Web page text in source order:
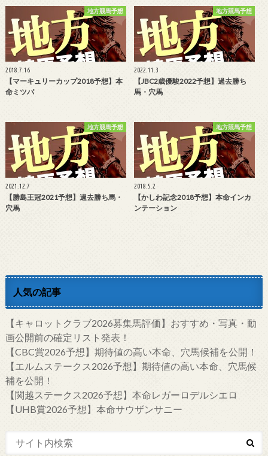
地方競馬予想
2018.7.16
【マーキュリーカップ2018予想】本
命ミツバ
地方競馬予想
2022.11.3
【JBC2歳優駿2022予想】過去勝ち
馬・穴馬
地方競馬予想
2021.12.7
【勝島王冠2021予想】過去勝ち馬・
穴馬
地方競馬予想
2018.5.2
【かしわ記念2018予想】本命インカ
ンテーション
人気の記事
【キャロットクラブ2026募集馬評価】おすすめ・写真・動
画公開前の確定リスト発表！
【CBC賞2026予想】期待値の高い本命、穴馬候補を公開！
【エルムステークス2026予想】期待値の高い本命、穴馬候
補を公開！
【関越ステークス2026予想】本命レガーロデルシエロ
【UHB賞2026予想】本命サウザンサニー